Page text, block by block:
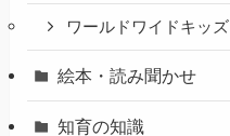
ワールドワイドキッズ
絵本・読み聞かせ
知育の知識